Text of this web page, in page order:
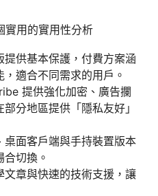
用的實用性分析
供基本保護，付費方案涵
適合不同需求的用戶。
提供強化加密、廣告攔
分地區提供「隱私友好」
面客戶端與手持裝置版本
切換。
章與快速的技術支援，讓